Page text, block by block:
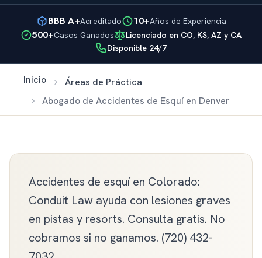
BBB A+Acreditado 10+Años de Experiencia
500+Casos Ganados
Licenciado en CO, KS, AZ y CA
Disponible 24/7
Inicio
Áreas de Práctica
Abogado de Accidentes de Esquí en Denver
Accidentes de esquí en Colorado:
Conduit Law ayuda con lesiones graves
en pistas y resorts. Consulta gratis. No
cobramos si no ganamos. (720) 432-